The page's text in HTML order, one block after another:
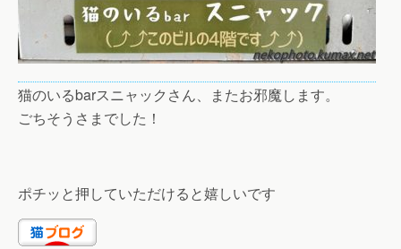
猫のいるbarスニャックさん、またお邪魔します。
ごちそうさまでした！
ポチッと押していただけると嬉しいです